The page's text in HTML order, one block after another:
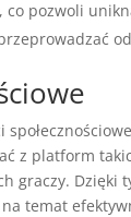
co pozwoli
z platform
graczy.
temat